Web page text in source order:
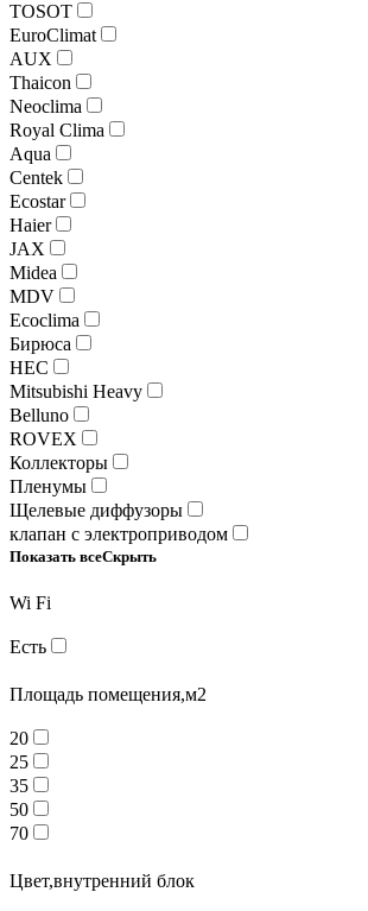
TOSOT
EuroClimat
AUX
Thaicon
Neoclima
Royal Clima
Aqua
Centek
Ecostar
Haier
JAX
Midea
MDV
Ecoclima
Бирюса
HEC
Mitsubishi Heavy
Belluno
ROVEX
Коллекторы
Пленумы
Щелевые диффузоры
клапан с электроприводом
Показать всеСкрыть
Wi Fi
Есть
Площадь помещения,м2
20
25
35
50
70
Цвет,внутренний блок